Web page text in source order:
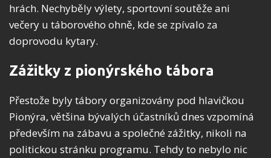
hrách. Nechyběly výlety, sportovní soutěže ani
večery u táborového ohně, kde se zpívalo za
doprovodu kytary.
Zážitky z pionýrského tábora
Přestože byly tábory organizovány pod hlavičkou
Pionýra, většina bývalých účastníků dnes vzpomíná
především na zábavu a společné zážitky, nikoli na
politickou stránku programu. Tehdy to nebylo nic